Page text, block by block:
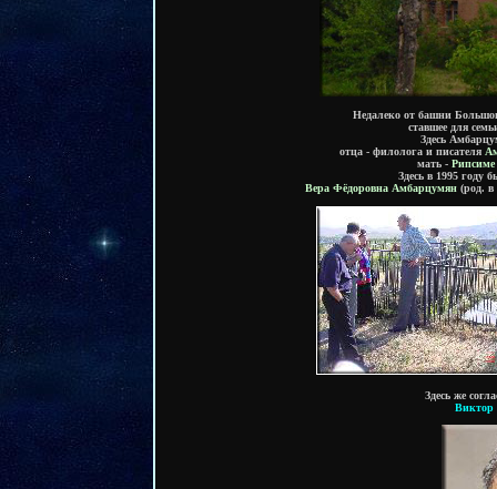
Недалеко от башни
ставшее для
Здесь
отца - филолога и писателя
мать -
Здесь в 1995 году
Вера Фёдоровна Амбарцумян (род. в
Здесь же
Виктор